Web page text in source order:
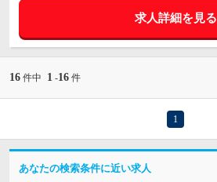
求人詳細を見る
16 件中 1 -16 件
1
あなたの検索条件に近い求人